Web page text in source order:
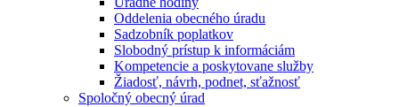
Oddelenia obecného úradu
Sadzobník poplatkov
Slobodný prístup k informáciám
Kompetencie a poskytovane služby
Žiadosť, návrh, podnet, sťažnosť
Spoločný obecný úrad